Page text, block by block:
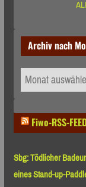
Archiv nach
Archiv
nach
Fiwo-RSS-
Sbg: Tödlicher
eines Stand-up-